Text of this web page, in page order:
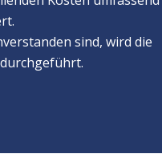
sind, wird die